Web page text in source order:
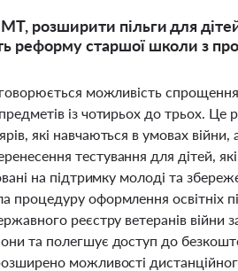
розширити пільги для
реформу старшої школи з
можливість
із чотирьох до трьох.
які навчаються в умовах
тестування для дітей, які
на підтримку молоді та
оформлення освітніх
реєстру ветеранів війни
та полегшує доступ до
можливості